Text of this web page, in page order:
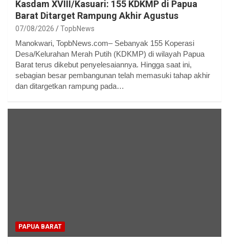
Kasdam XVIII/Kasuari: 155 KDKMP di Papua
Barat Ditarget Rampung Akhir Agustus
07/08/2026 TopbNews
Manokwari, TopbNews.com– Sebanyak 155 Koperasi
Desa/Kelurahan Merah Putih (KDKMP) di wilayah Papua
Barat terus dikebut penyelesaiannya. Hingga saat ini,
sebagian besar pembangunan telah memasuki tahap akhir
dan ditargetkan rampung pada…
PAPUA BARAT